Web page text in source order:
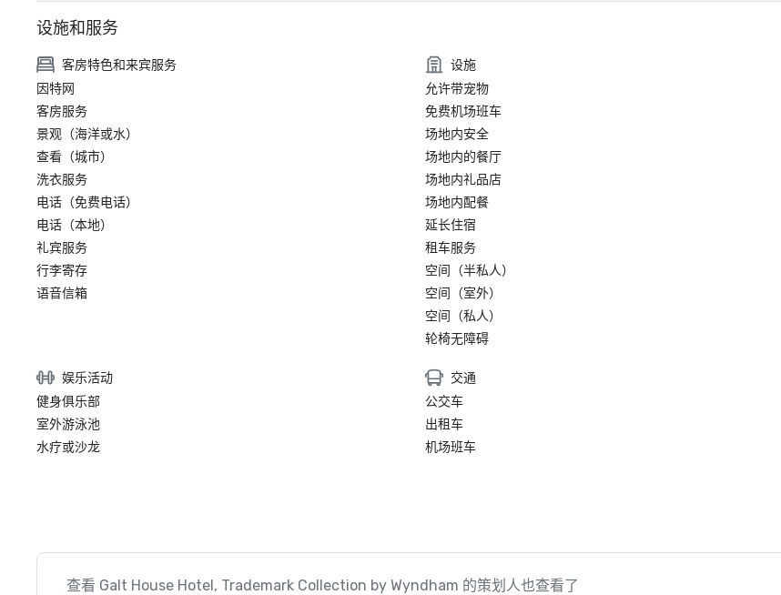
设施和服务
客房特色和来宾服务
因特网
客房服务
景观（海洋或水）
查看（城市）
洗衣服务
电话（免费电话）
电话（本地）
礼宾服务
行李寄存
语音信箱
设施
允许带宠物
免费机场班车
场地内安全
场地内的餐厅
场地内礼品店
场地内配餐
延长住宿
租车服务
空间（半私人）
空间（室外）
空间（私人）
轮椅无障碍
娱乐活动
健身俱乐部
室外游泳池
水疗或沙龙
交通
公交车
出租车
机场班车
查看 Galt House Hotel, Trademark Collection by Wyndham 的策划人也查看了